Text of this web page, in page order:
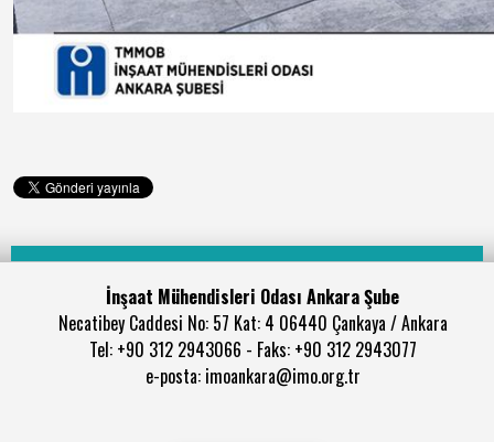
İnşaat Mühendisleri Odası Ankara Şube
Necatibey Caddesi No: 57 Kat: 4 06440 Çankaya / Ankara
Tel: +90 312 2943066 - Faks: +90 312 2943077
e-posta: imoankara@imo.org.tr